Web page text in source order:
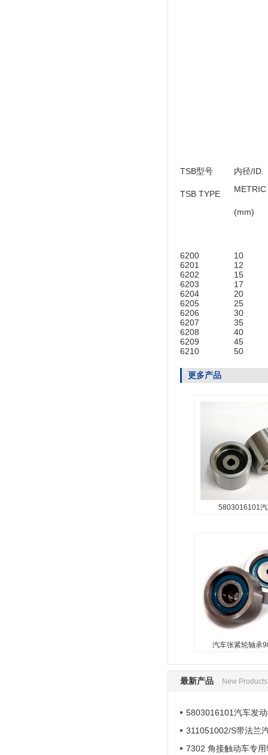
TSB型号
TSB TYPE
内径/ID.
METRIC
(mm)
6200
10
6201
12
6202
15
6203
17
6204
20
6205
25
6206
30
6207
35
6208
40
6209
45
6210
50
更多产品
5803016101
汽车张紧轮轴承
98448218/
最新产品 New Products
5803016101汽车发
311051002/S带法兰
7302 角接触动车专用